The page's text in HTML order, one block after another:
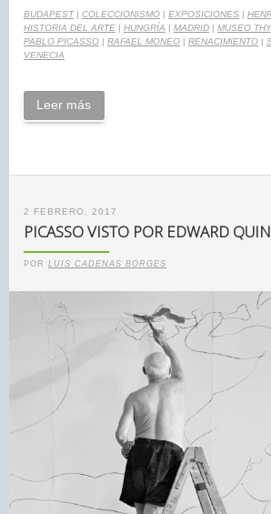
BUDAPEST| COLECCIONISMO | EXPOSICIONES |
HISTORIA DEL ARTE | HUNGRÍA | MADRID | MUSEO
PABLO PICASSO | RAFAEL MONEO | RENACIMIENTO |
VENECIA
Leer más
2 FEBRERO, 2017
PICASSO VISTO POR EDWARD
POR LUIS CADENAS BORGES